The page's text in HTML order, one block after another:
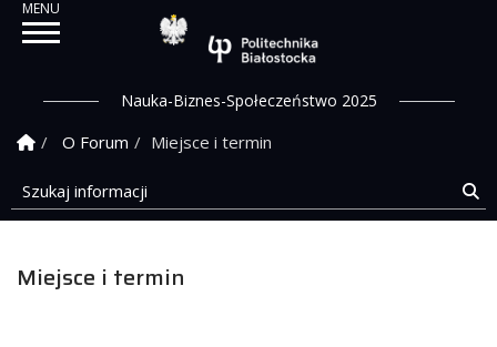
Politechnika
Nauka-Biznes-Społeczeństwo 2025
Strona Główna
O Forum Miejsce i termin
Szukaj informacji
Miejsce i termin